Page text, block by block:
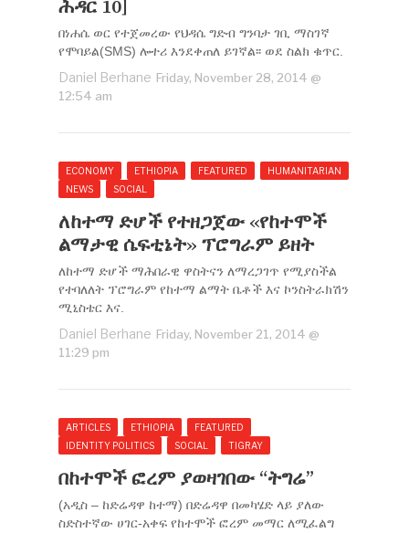
ሕዳር 10]
በነሐሴ ወር የተጀመረው የህዳሴ ግድብ ግንባታ ገቢ ማስገኛ
የሞባይል(SMS) ሎተሪ እንደቀጠለ ይገኛል፡፡ ወደ ስልክ ቁጥር.
Daniel Berhane Friday, November 28, 2014 @
12:54 am
ECONOMY ETHIOPIA FEATURED
HUMANITARIAN
NEWS
SOCIAL
ለከተማ ድሆች የተዘጋጀው ‹‹የከተሞች
ልማታዊ ሴፍቲኔት›› ፕሮግራም ይዘት
ለከተማ ድሆች ማሕበራዊ ዋስትናን ለማረጋገጥ የሚያስችል
የተባለለት ፕሮግራም የከተማ ልማት ቤቶች እና ኮንስትራክሽን
ሚኒስቴር እና.
Daniel Berhane Friday, November 21, 2014 @
11:29 pm
ARTICLES ETHIOPIA
FEATURED
IDENTITY POLITICS
SOCIAL TIGRAY
በከተሞች ፎረም ያወዛገበው “ትግሬ”
(አዲስ – ከድሬዳዋ ከተማ) በድሬዳዋ በመካሄድ ላይ ያለው
ስድስተኛው ሀገር-አቀፍ የከተሞች ፎረም መማር ለሚፈልግ